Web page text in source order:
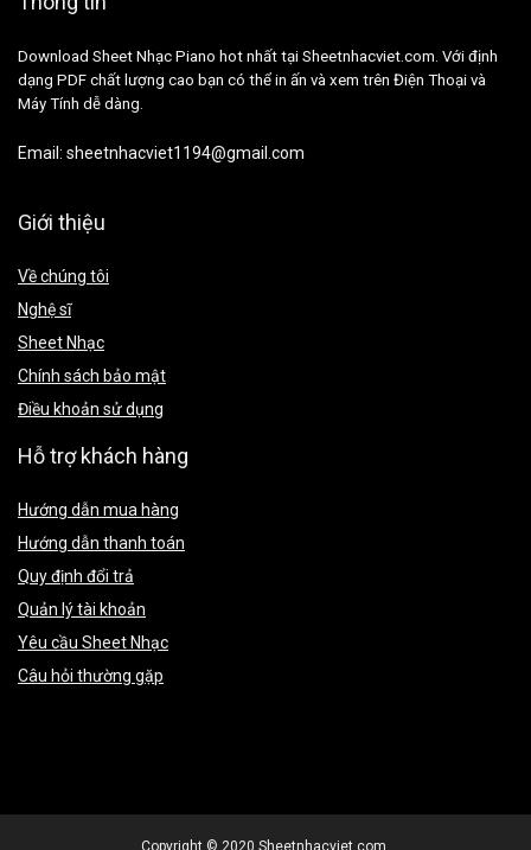
Download Sheet Nhạc Piano hot nhất tại Sheetnhacviet.com. Với định
dạng PDF chất lượng cao bạn có thể in ấn và xem trên Điện Thoại và
Máy Tính dễ dàng.
Email: sheetnhacviet1194@gmail.com
Giới thiệu
Về chúng tôi
Nghệ sĩ
Sheet Nhạc
Chính sách bảo mật
Điều khoản sử dụng
Hỗ trợ khách hàng
Hướng dẫn mua hàng
Hướng dẫn thanh toán
Quy định đổi trả
Quản lý tài khoản
Yêu cầu Sheet Nhạc
Câu hỏi thường gặp
Copyright © 2020 Sheetnhacviet.com.